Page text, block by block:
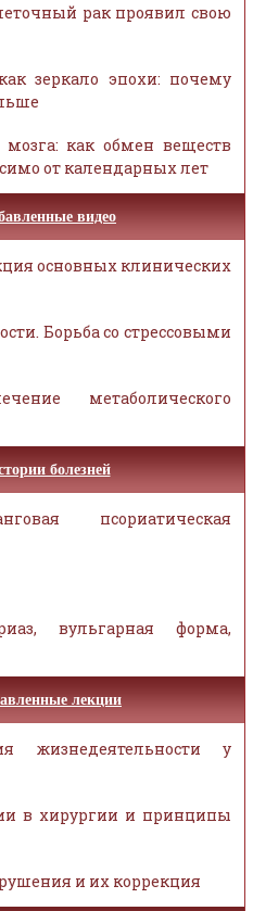
рак проявил свою
зеркало эпохи: почему
мозга: как обмен веществ
от календарных лет
видео
основных клинических
Борьба со стрессовыми
метаболического
болезней
псориатическая
вульгарная форма,
лекции
жизнедеятельности у
в хирургии и принципы
и их коррекция